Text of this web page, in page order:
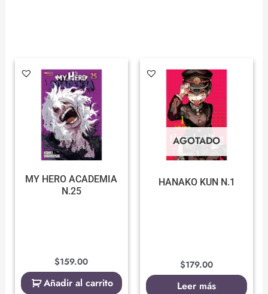
MY HERO ACADEMIA
N.25
$159.00
Añadir al carrito
AGOTADO
HANAKO KUN N.1
$179.00
Leer más